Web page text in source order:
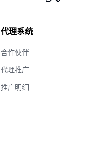
代理系统
合作伙伴
代理推广
推广明细